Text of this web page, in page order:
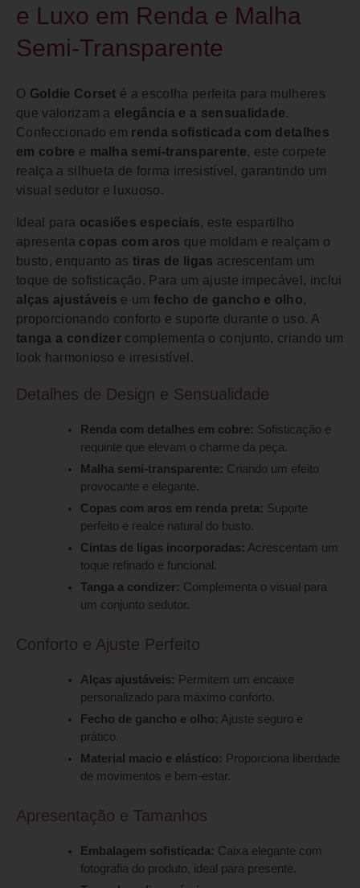
e Luxo em Renda e Malha
Semi-Transparente
O Goldie Corset é a escolha perfeita para mulheres
que valorizam a elegância e a sensualidade.
Confeccionado em renda sofisticada com detalhes
em cobre e malha semi-transparente, este corpete
realça a silhueta de forma irresistível, garantindo um
visual sedutor e luxuoso.
Ideal para ocasiões especiais, este espartilho
apresenta copas com aros que moldam e realçam o
busto, enquanto astiras de ligas acrescentam um
toque de sofisticação. Para um ajuste impecável, inclui
alças ajustáveis e umfecho de gancho e olho,
proporcionando conforto e suporte durante o uso. A
tanga a condizer complementa o conjunto, criando um
look harmonioso e irresistível.
Detalhes de Design e Sensualidade
Renda com detalhes em cobre: Sofisticação e
requinte que elevam o charme da peça.
Malha semi-transparente: Criando um efeito
provocante e elegante.
Copas com aros em renda preta: Suporte
perfeito e realce natural do busto.
Cintas de ligas incorporadas: Acrescentam um
toque refinado e funcional.
Tanga a condizer: Complementa o visual para
um conjunto sedutor.
Conforto e Ajuste Perfeito
Alças ajustáveis: Permitem um encaixe
personalizado para máximo conforto.
Fecho de gancho e olho: Ajuste seguro e
prático.
Material macio e elástico: Proporciona liberdade
de movimentos e bem-estar.
Apresentação e Tamanhos
Embalagem sofisticada: Caixa elegante com
fotografia do produto, ideal para presente.